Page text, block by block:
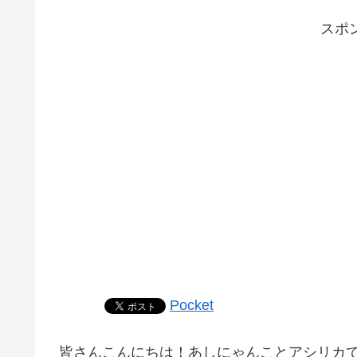
スポ
Pocket
皆さんこんにちは！あしにゃんことアシリカ